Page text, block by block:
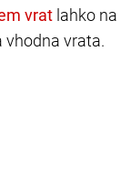
lahko
vhodna vrata.